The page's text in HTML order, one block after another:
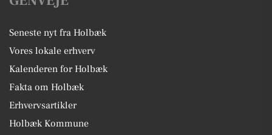
Seneste nyt fra Holbæk
Vores lokale erhverv
Kalenderen for Holbæk
Fakta om Holbæk
Erhvervsartikler
Holbæk Kommune